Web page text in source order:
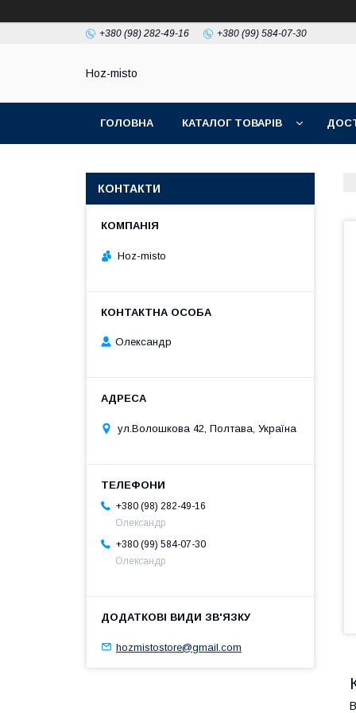
+380 (98) 282-49-16 +380 (99) 584-07-30
Hoz-misto
ГОЛОВНА КАТАЛОГ ТОВАРІВ
КОНТАКТИ
Hoz-misto
Олександр
ул.Волошкова 42, Полтава, Україна
+380 (98) 282-49-16
Олександр
+380 (99) 584-07-30
Олександр
hozmistostore@gmail.com